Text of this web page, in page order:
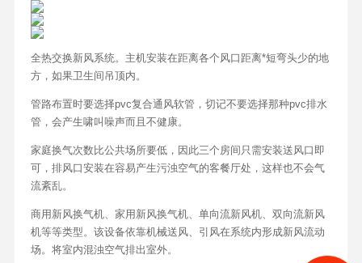
全热交换新风系统。主机安装在距离各个风口距离*短弯头少的地
方，如果卫生间吊顶内。
管路布置时要选择pvc复合通风软管，切记不要选择那种pvc排水
管，会产生啸叫噪声而且不健康。
家庭换气次数比公共场所要低，因此三个房间只需安装送风口即
可，排风口安装在容易产生污浊空气的客餐厅处，这样也不会气
流紊乱。
商用新风换气机、家用新风换气机、单向流新风机、双向流新风
机等等类型。该设备依靠机械送风、引风在系统内形成新风流动
场。将室内混浊空气排出室外。